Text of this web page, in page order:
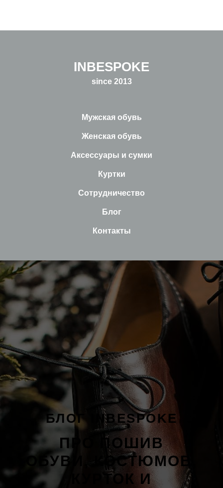
INBESPOKE
since 2013
Мужская обувь
Женская обувь
Аксессуары и сумки
Куртки
Сотрудничество
Блог
Контакты
БЛОГ INBESPOKE
ПРО ПОШИВ
ОБУВИ, КОСТЮМОВ,
КУРТОК И